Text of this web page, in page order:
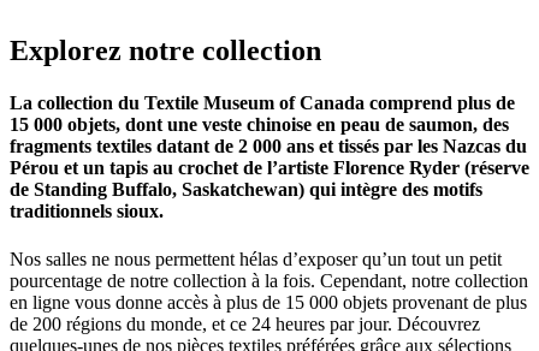
Explorez notre collection
La collection du Textile Museum of Canada comprend plus de
15 000 objets, dont une veste chinoise en peau de saumon, des
fragments textiles datant de 2 000 ans et tissés par les Nazcas du
Pérou et un tapis au crochet de l’artiste Florence Ryder (réserve
de Standing Buffalo, Saskatchewan) qui intègre des motifs
traditionnels sioux.
Nos salles ne nous permettent hélas d’exposer qu’un tout un petit
pourcentage de notre collection à la fois. Cependant, notre collection
en ligne vous donne accès à plus de 15 000 objets provenant de plus
de 200 régions du monde, et ce 24 heures par jour. Découvrez
quelques-unes de nos pièces textiles préférées grâce aux sélections